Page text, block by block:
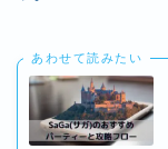
あわせて読みたい